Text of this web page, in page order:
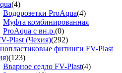
(4)
Водорозетки ProAqua(4)
Муфта комбинированная
ProAqua с вн.р.(0)
Plast (Чехия)(292)
фитинги FV-Plast
(123)
Вварное седло FV-Plast(4)